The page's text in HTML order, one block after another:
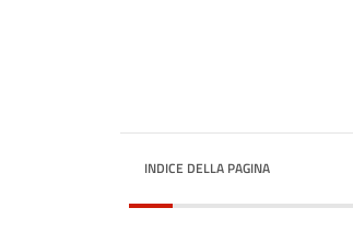
INDICE DELLA PAGINA